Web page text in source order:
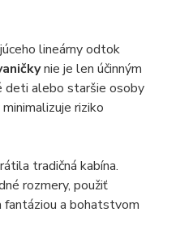
lineárny odtok
nie je len účinným
deti alebo staršie osoby
riziko
tradičná kabína.
rozmery, použiť
fantáziou a bohatstvom